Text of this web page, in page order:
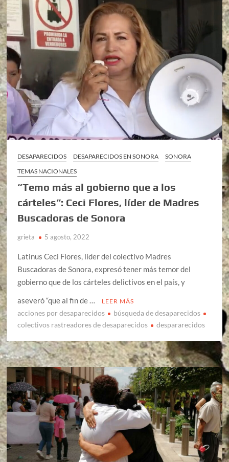
DESAPARECIDOS DESAPARECIDOS EN SONORA
SONORA
TEMAS NACIONALES
“Temo más al gobierno que a los
cárteles”: Ceci Flores, líder de Madres
Buscadoras de Sonora
grieta 5 agosto, 2022
Latinus Ceci Flores, líder del colectivo Madres
Buscadoras de Sonora, expresó tener más temor del
gobierno que de los cárteles delictivos en el país, y
aseveró “que al fin de …
LEER MÁS
acciones por desaparecidos
búsqueda de desaparecidos
colectivos rastreadores de desaparecidos
despararecidos